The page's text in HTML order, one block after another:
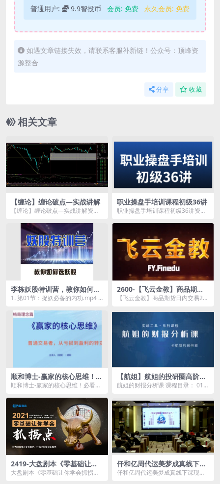
普通用户: 9.9智投币 会员: 免费 永久会员: 免费
如遇文章链接失效，请联系客服补新链！公众号：顶峰资
源整合
分享 收藏
相关文章
【缠论】缠论破点—实战讲解
【缠论】缠论破点—实战讲解资源
讲...
职业操盘手培训课程初级36讲
职业操盘手培训课程初级36讲资源
李栋妖股特训营，教你如何选
妖股-39课
1. 第01节：捉妖必备的内功.mp4 2.
2600-【飞云金教】商品期货
日内交易20天稳定盈利核心要
【飞云金教】商品期货日内交易20
课...
顺和博士-赢家的核心思维！必
看（理念篇）
顺和博士-赢家的核心思维！必看
0...
【航姐】航姐的投研圈高阶训
练营，黄金择时财报分析价投
航姐的财报分析课 课程目录： 01-
你一个真实的...
2419-大盘剧本《零基础让你
学会抓拐点》
大盘剧本《零基础让你学会抓拐
仟和亿周代运美梦成真线下课
现场视频+指标
仟和亿周代运美梦成真线下课现场